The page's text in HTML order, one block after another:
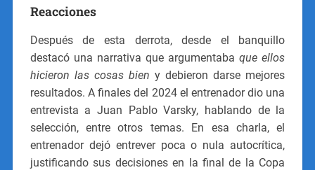
Reacciones
Después de esta derrota, desde el banquillo
destacó una narrativa que argumentabaque ellos
hicieron las cosas bieny debieron darse mejores
resultados. A finales del 2024 el entrenador dio una
entrevista a Juan Pablo Varsky, hablando de la
selección, entre otros temas. En esa charla, el
entrenador dejó entrever poca o nula autocrítica,
justificando sus decisiones en la final de la Copa